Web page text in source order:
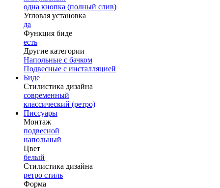
одна кнопка (полный слив)
Угловая установка
да
Функция биде
есть
Другие категории
Напольные с бачком
Подвесные с инсталляцией
Биде
Стилистика дизайна
современный
классический (ретро)
Писсуары
Монтаж
подвесной
напольный
Цвет
белый
Стилистика дизайна
ретро стиль
Форма